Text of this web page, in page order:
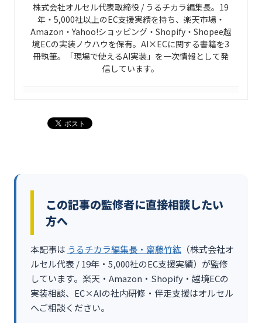
株式会社オルセル代表取締役 / うるチカラ編集長。19
年・5,000社以上のEC支援実績を持ち、楽天市場・
Amazon・Yahoo!ショッピング・Shopify・Shopee越
境ECの実装ノウハウを保有。AI×ECに関する書籍を3
冊執筆。「現場で使えるAI実装」を一次情報として発
信しています。
この記事の監修者に直接相談したい
方へ
本記事は うるチカラ編集長・齋藤竹紘（株式会社オ
ルセル代表 / 19年・5,000社のEC支援実績）が監修
しています。楽天・Amazon・Shopify・越境ECの
実装相談、EC×AIの社内研修・伴走支援はオルセル
へご相談ください。